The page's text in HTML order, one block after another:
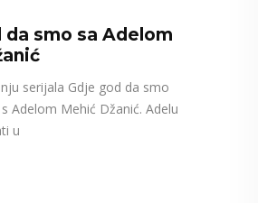
da smo sa Adelom
serijala Gdje god da smo
Adelom Mehić Džanić. Adelu
u